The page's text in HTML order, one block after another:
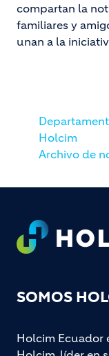
compartan la
familiares y
unan a la
Holcim
Archivo de
Footer
SOMOS
Holcim Ecuador